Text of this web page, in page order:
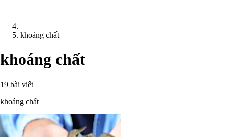
khoáng chất
khoáng chất
19 bài viết
khoáng chất